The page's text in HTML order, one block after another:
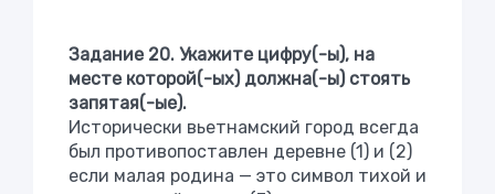
Задание 20. Укажите цифру(-ы), на
месте которой(-ых) должна(-ы) стоять
запятая(-ые).
Исторически вьетнамский город всегда
был противопоставлен деревне (1) и (2)
если малая родина — это символ тихой и